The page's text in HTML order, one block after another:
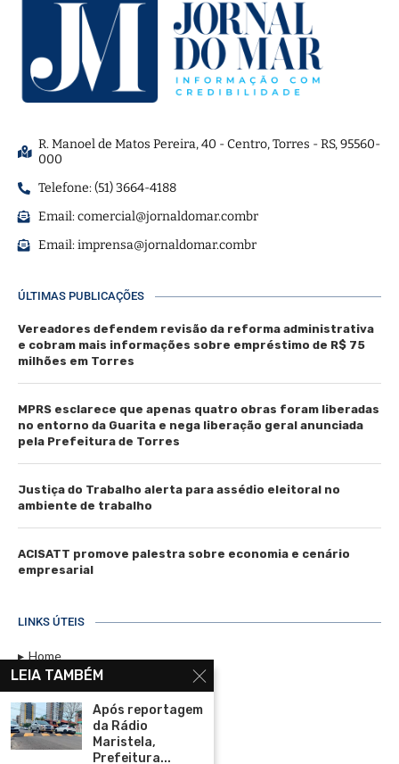
R. Manoel de Matos Pereira, 40 - Centro, Torres - RS, 95560-
000
Telefone: (51) 3664-4188
Email:comercial@jornaldomar.combr
Email:imprensa@jornaldomar.combr
ÚLTIMAS PUBLICAÇÕES
Vereadores defendem revisão da reforma administrativa
e cobram mais informações sobre empréstimo de R$ 75
milhões em Torres
MPRS esclarece que apenas quatro obras foram liberadas
no entorno da Guarita e nega liberação geral anunciada
pela Prefeitura de Torres
Justiça do Trabalho alerta para assédio eleitoral no
ambiente de trabalho
ACISATT promove palestra sobre economia e cenário
empresarial
LINKS ÚTEIS
Home
Assinar
Contato
Política de Privacidade
LEIA TAMBÉM
Após reportagem
da Rádio
Maristela,
Prefeitura...